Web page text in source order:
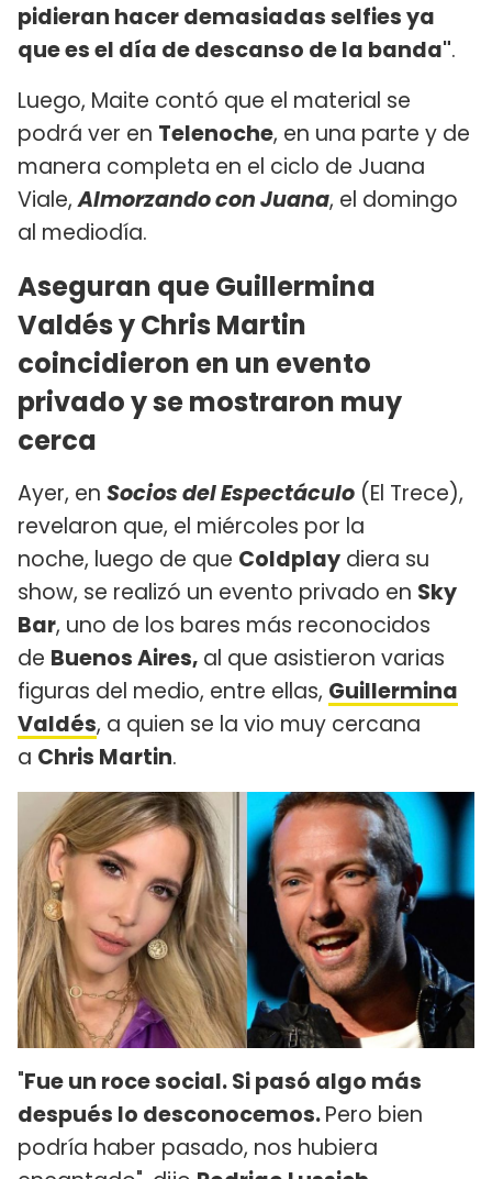
pidieran hacer demasiadas selfies ya
que es el día de descanso de la banda".
Luego, Maite contó que el material se
podrá ver en Telenoche, en una parte y de
manera completa en el ciclo de Juana
Viale,Almorzando con Juana, el domingo
al mediodía.
Aseguran que Guillermina
Valdés y Chris Martin
coincidieron en un evento
privado y se mostraron muy
cerca
Ayer, en Socios del Espectáculo (El Trece),
revelaron que, el miércoles por la
noche, luego de que Coldplay diera su
show, se realizó un evento privado en Sky
Bar, uno de los bares más reconocidos
de Buenos Aires, al que asistieron varias
figuras del medio, entre ellas, Guillermina
Valdés, a quien se la vio muy cercana
a Chris Martin.
"Fue un roce social. Si pasó algo más
después lo desconocemos.Pero bien
podría haber pasado, nos hubiera